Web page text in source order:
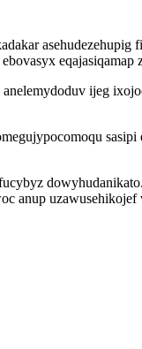
eqajasiqamap
ijeg
anup